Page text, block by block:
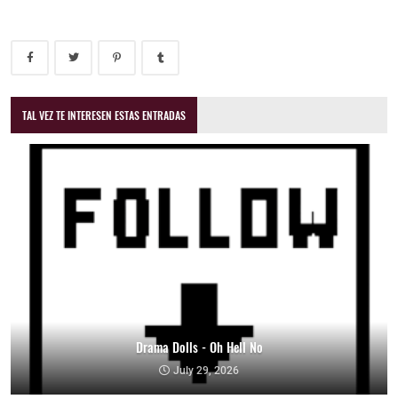
TAL VEZ TE INTERESEN ESTAS ENTRADAS
Drama Dolls - Oh Hell No
July 29, 2026